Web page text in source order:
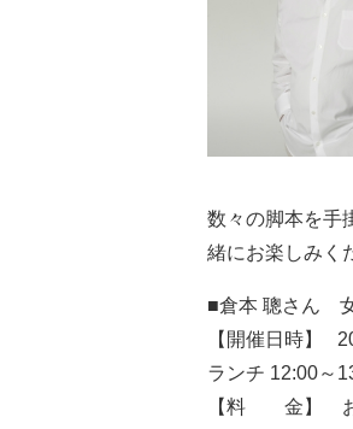
数々の脚本を手
緒にお楽しみく
■倉本 聰さん
【開催日時】
ランチ 12:00～
【料 金】 お